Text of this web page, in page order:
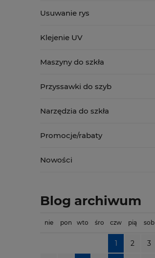
Usuwanie rys
Klejenie UV
Maszyny do szkła
Przyssawki do szyb
Narzędzia do szkła
Promocje/rabaty
Nowości
Blog archiwum
nie pon wto śro czw pią sob
1 2 3